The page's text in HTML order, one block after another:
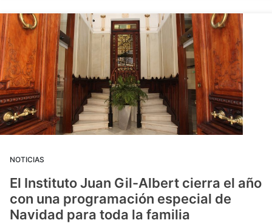
NOTICIAS
El Instituto Juan Gil-Albert cierra el año
con una programación especial de
Navidad para toda la familia